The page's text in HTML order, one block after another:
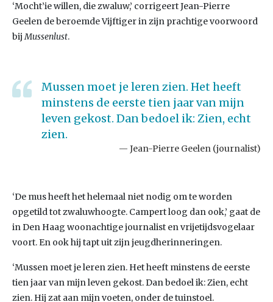
‘Mocht’ie willen, die zwaluw,’ corrigeert Jean-Pierre
Geelen de beroemde Vijftiger in zijn prachtige voorwoord
bijMussenlust.
Mussen moet je leren zien. Het heeft
minstens de eerste tien jaar van mijn
leven gekost. Dan bedoel ik: Zien, echt
zien.
Jean-Pierre Geelen (journalist)
‘De mus heeft het helemaal niet nodig om te worden
opgetild tot zwaluwhoogte. Campert loog dan ook,’ gaat de
in Den Haag woonachtige journalist en vrijetijdsvogelaar
voort. En ook hij tapt uit zijn jeugdherinneringen.
‘Mussen moet je leren zien. Het heeft minstens de eerste
tien jaar van mijn leven gekost. Dan bedoel ik: Zien, echt
zien. Hij zat aan mijn voeten, onder de tuinstoel.